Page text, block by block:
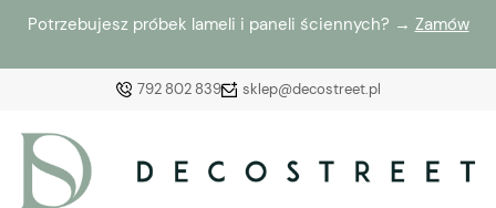
Potrzebujesz próbek lameli i paneli ściennych? → Zamów
792 802 839 sklep@decostreet.pl